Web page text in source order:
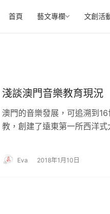
首頁 藝文專欄 文創活
淺談澳門音樂教育現況
澳門的音樂發展，可追溯到
教，創建了遠東第一所西洋
藝學院中學音樂專業課程。
Eva 2018年1月10日